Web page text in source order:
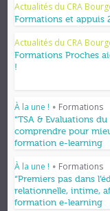
Actualités du CRA
Formations et appuis
Actualités du CRA
Formations Proches
!
À la une ! • Formations
“TSA & Evaluations
comprendre pour
formation e-learning
À la une ! • Formations
“Premiers pas dans
relationnelle, intime,
formation e-learning